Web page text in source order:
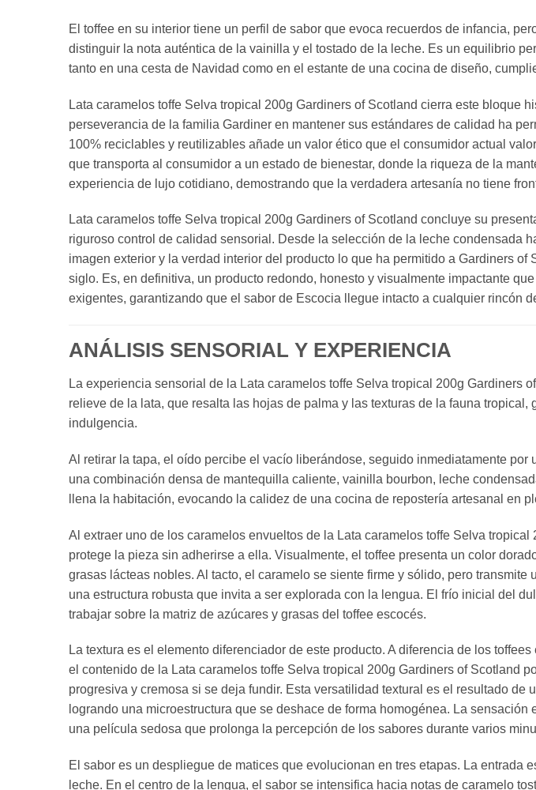
El toffee en su interior tiene un perfil de sabor que evoca recuerdos de infancia,
distinguir la nota auténtica de la vainilla y el tostado de la leche. Es un equilibrio
tanto en una cesta de Navidad como en el estante de una cocina de diseño,
Lata caramelos toffe Selva tropical 200g Gardiners of Scotland cierra este
perseverancia de la familia Gardiner en mantener sus estándares de calidad ha
100% reciclables y reutilizables añade un valor ético que el consumidor actual
que transporta al consumidor a un estado de bienestar, donde la riqueza de la
experiencia de lujo cotidiano, demostrando que la verdadera artesanía no tiene
Lata caramelos toffe Selva tropical 200g Gardiners of Scotland concluye su
riguroso control de calidad sensorial. Desde la selección de la leche condensada
imagen exterior y la verdad interior del producto lo que ha permitido a Gardiners
siglo. Es, en definitiva, un producto redondo, honesto y visualmente impactante
exigentes, garantizando que el sabor de Escocia llegue intacto a cualquier rincón
ANÁLISIS SENSORIAL Y EXPERIENCIA
La experiencia sensorial de la Lata caramelos toffe Selva tropical 200g Gardiners
relieve de la lata, que resalta las hojas de palma y las texturas de la fauna
indulgencia.
Al retirar la tapa, el oído percibe el vacío liberándose, seguido inmediatamente
una combinación densa de mantequilla caliente, vainilla bourbon, leche
llena la habitación, evocando la calidez de una cocina de repostería artesanal en
Al extraer uno de los caramelos envueltos de la Lata caramelos toffe Selva
protege la pieza sin adherirse a ella. Visualmente, el toffee presenta un color
grasas lácteas nobles. Al tacto, el caramelo se siente firme y sólido, pero
una estructura robusta que invita a ser explorada con la lengua. El frío inicial del
trabajar sobre la matriz de azúcares y grasas del toffee escocés.
La textura es el elemento diferenciador de este producto. A diferencia de los
el contenido de la Lata caramelos toffe Selva tropical 200g Gardiners of Scotland
progresiva y cremosa si se deja fundir. Esta versatilidad textural es el resultado
logrando una microestructura que se deshace de forma homogénea. La
una película sedosa que prolonga la percepción de los sabores durante varios
El sabor es un despliegue de matices que evolucionan en tres etapas. La
leche. En el centro de la lengua, el sabor se intensifica hacia notas de caramelo